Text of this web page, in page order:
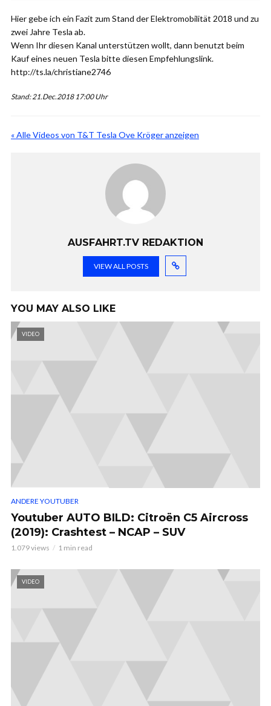
Hier gebe ich ein Fazit zum Stand der Elektromobilität 2018 und zu
zwei Jahre Tesla ab.
Wenn Ihr diesen Kanal unterstützen wollt, dann benutzt beim
Kauf eines neuen Tesla bitte diesen Empfehlungslink.
http://ts.la/christiane2746
Stand: 21.Dec.2018 17:00 Uhr
« Alle Videos von T&T Tesla Ove Kröger anzeigen
AUSFAHRT.TV REDAKTION
VIEW ALL POSTS
YOU MAY ALSO LIKE
VIDEO
ANDERE YOUTUBER
Youtuber AUTO BILD: Citroën C5 Aircross
(2019): Crashtest – NCAP – SUV
1.079 views 1 min read
VIDEO